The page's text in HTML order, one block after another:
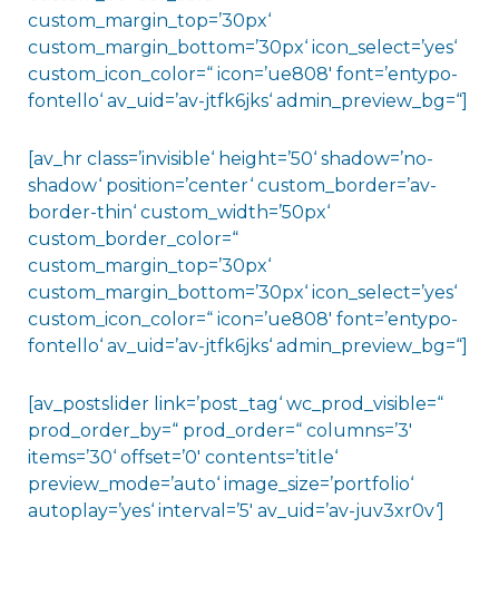
custom_margin_top=’30px‘
custom_margin_bottom=’30px‘ icon_select=’yes‘
custom_icon_color=“ icon=’ue808′ font=’entypo-
fontello‘ av_uid=’av-jtfk6jks‘ admin_preview_bg=“]
[av_hr class=’invisible‘ height=’50‘ shadow=’no-
shadow‘ position=’center‘ custom_border=’av-
border-thin‘ custom_width=’50px‘
custom_border_color=“
custom_margin_top=’30px‘
custom_margin_bottom=’30px‘ icon_select=’yes‘
custom_icon_color=“ icon=’ue808′ font=’entypo-
fontello‘ av_uid=’av-jtfk6jks‘ admin_preview_bg=“]
[av_postslider link=’post_tag‘ wc_prod_visible=“
prod_order_by=“ prod_order=“ columns=’3′
items=’30‘ offset=’0′ contents=’title‘
preview_mode=’auto‘ image_size=’portfolio‘
autoplay=’yes‘ interval=’5′ av_uid=’av-juv3xr0v‘]